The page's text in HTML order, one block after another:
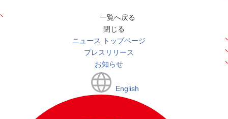
一覧へ戻る
閉じる
ニュース トップページ
プレスリリース
お知らせ
English